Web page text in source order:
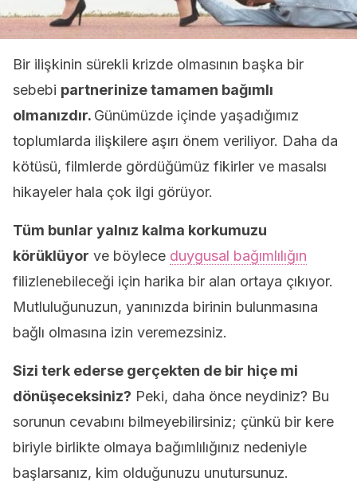
Bir ilişkinin sürekli krizde olmasının başka bir
sebebi partnerinize tamamen bağımlı
olmanızdır. Günümüzde içinde yaşadığımız
toplumlarda ilişkilere aşırı önem veriliyor. Daha da
kötüsü, filmlerde gördüğümüz fikirler ve masalsı
hikayeler hala çok ilgi görüyor.
Tüm bunlar yalnız kalma korkumuzu
körüklüyor ve böylece duygusal bağımlılığın
filizlenebileceği için harika bir alan ortaya çıkıyor.
Mutluluğunuzun, yanınızda birinin bulunmasına
bağlı olmasına izin veremezsiniz.
Sizi terk ederse gerçekten de bir hiçe mi
dönüşeceksiniz? Peki, daha önce neydiniz? Bu
sorunun cevabını bilmeyebilirsiniz; çünkü bir kere
biriyle birlikte olmaya bağımlılığınız nedeniyle
başlarsanız, kim olduğunuzu unutursunuz.